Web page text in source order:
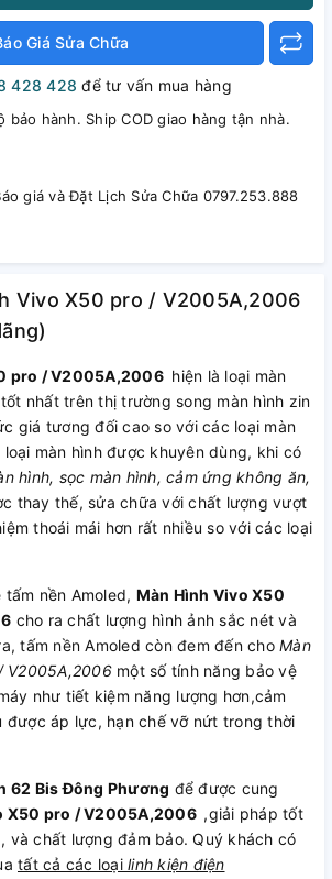
Giá Sửa Chữa
428 428 để tư vấn mua hàng
bảo hành. Ship COD giao hàng tận nhà.
giá và Đặt Lịch Sửa Chữa 0797.253.888
Vivo X50 pro / V2005A,2006
pro / V2005A,2006 hiện là loại màn
nhất trên thị trường song màn hình zin
giá tương đối cao so với các loại màn
màn hình được khuyên dùng, khi có
hình, sọc màn hình, cảm ứng không ăn,
thay thế, sửa chữa với chất lượng vượt
thoái mái hơn rất nhiều so với các loại
nền Amoled, Màn Hình Vivo X50
cho ra chất lượng hình ảnh sắc nét và
tấm nền Amoled còn đem đến cho Màn
V2005A,2006một số tính năng bảo vệ
như tiết kiệm năng lượng hơn,cảm
được áp lực, hạn chế vỡ nứt trong thời
62 Bis Đông Phương để được cung
X50 pro / V2005A,2006 ,giải pháp tốt
và chất lượng đảm bảo. Quý khách có
tất cả các loại linh kiện điện